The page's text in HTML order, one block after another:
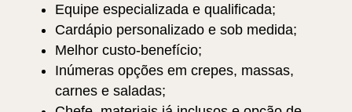
Equipe especializada e qualificada;
Cardápio personalizado e sob medida;
Melhor custo-benefício;
Inúmeras opções em crepes, massas,
carnes e saladas;